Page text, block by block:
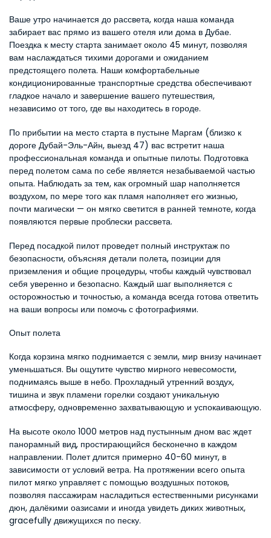
Ваше утро начинается до рассвета, когда наша команда
забирает вас прямо из вашего отеля или дома в Дубае.
Поездка к месту старта занимает около 45 минут, позволяя
вам наслаждаться тихими дорогами и ожиданием
предстоящего полета. Наши комфортабельные
кондиционированные транспортные средства обеспечивают
гладкое начало и завершение вашего путешествия,
независимо от того, где вы находитесь в городе.
По прибытии на место старта в пустыне Маргам (близко к
дороге Дубай-Эль-Айн, выезд 47) вас встретит наша
профессиональная команда и опытные пилоты. Подготовка
перед полетом сама по себе является незабываемой частью
опыта. Наблюдать за тем, как огромный шар наполняется
воздухом, по мере того как пламя наполняет его жизнью,
почти магически — он мягко светится в ранней темноте, когда
появляются первые проблески рассвета.
Перед посадкой пилот проведет полный инструктаж по
безопасности, объясняя детали полета, позиции для
приземления и общие процедуры, чтобы каждый чувствовал
себя уверенно и безопасно. Каждый шаг выполняется с
осторожностью и точностью, а команда всегда готова ответить
на ваши вопросы или помочь с фотографиями.
Опыт полета
Когда корзина мягко поднимается с земли, мир внизу начинает
уменьшаться. Вы ощутите чувство мирного невесомости,
поднимаясь выше в небо. Прохладный утренний воздух,
тишина и звук пламени горелки создают уникальную
атмосферу, одновременно захватывающую и успокаивающую.
На высоте около 1000 метров над пустынным дном вас ждет
панорамный вид, простирающийся бесконечно в каждом
направлении. Полет длится примерно 40-60 минут, в
зависимости от условий ветра. На протяжении всего опыта
пилот мягко управляет с помощью воздушных потоков,
позволяя пассажирам насладиться естественными рисунками
дюн, далёкими оазисами и иногда увидеть диких животных,
gracefully движущихся по песку.